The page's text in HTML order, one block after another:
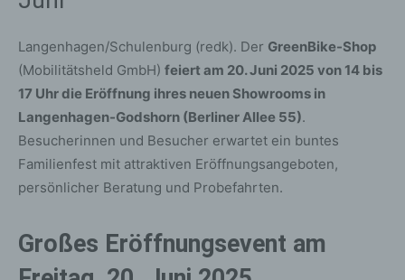
Langenhagen/Schulenburg (redk). Der GreenBike-Shop
(Mobilitätsheld GmbH) feiert am 20. Juni 2025 von 14 bis
17 Uhr die Eröffnung ihres neuen Showrooms in
Langenhagen-Godshorn (Berliner Allee 55).
Besucherinnen und Besucher erwartet ein buntes
Familienfest mit attraktiven Eröffnungsangeboten,
persönlicher Beratung und Probefahrten.
Großes Eröffnungsevent am